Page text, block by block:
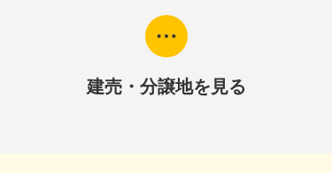
建売・分譲地を見る